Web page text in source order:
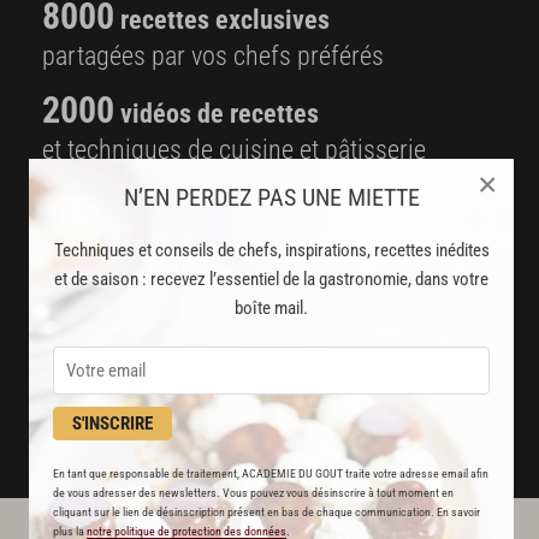
N’EN PERDEZ PAS UNE MIETTE
Techniques et conseils de chefs, inspirations, recettes inédites
et de saison : recevez l’essentiel de la gastronomie, dans votre
boîte mail.
S'INSCRIRE
En tant que responsable de traitement, ACADEMIE DU GOUT traite votre adresse email afin
de vous adresser des newsletters. Vous pouvez vous désinscrire à tout moment en
cliquant sur le lien de désinscription présent en bas de chaque communication. En savoir
plus lanotre politique de protection des données
×
8000 recettes exclusives
partagées par vos chefs préférés
2000 vidéos de recettes
et techniques de cuisine et pâtisserie
Des nouveautés
disponibles chaque semaine
Stop pub
JE M'ABONNE
DÉJÀ ABONNÉ(E) ? JE ME CONNECTE